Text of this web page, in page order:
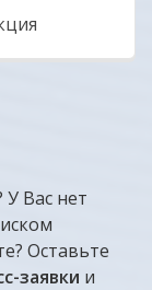
Вас нет
Оставьте
заявки и